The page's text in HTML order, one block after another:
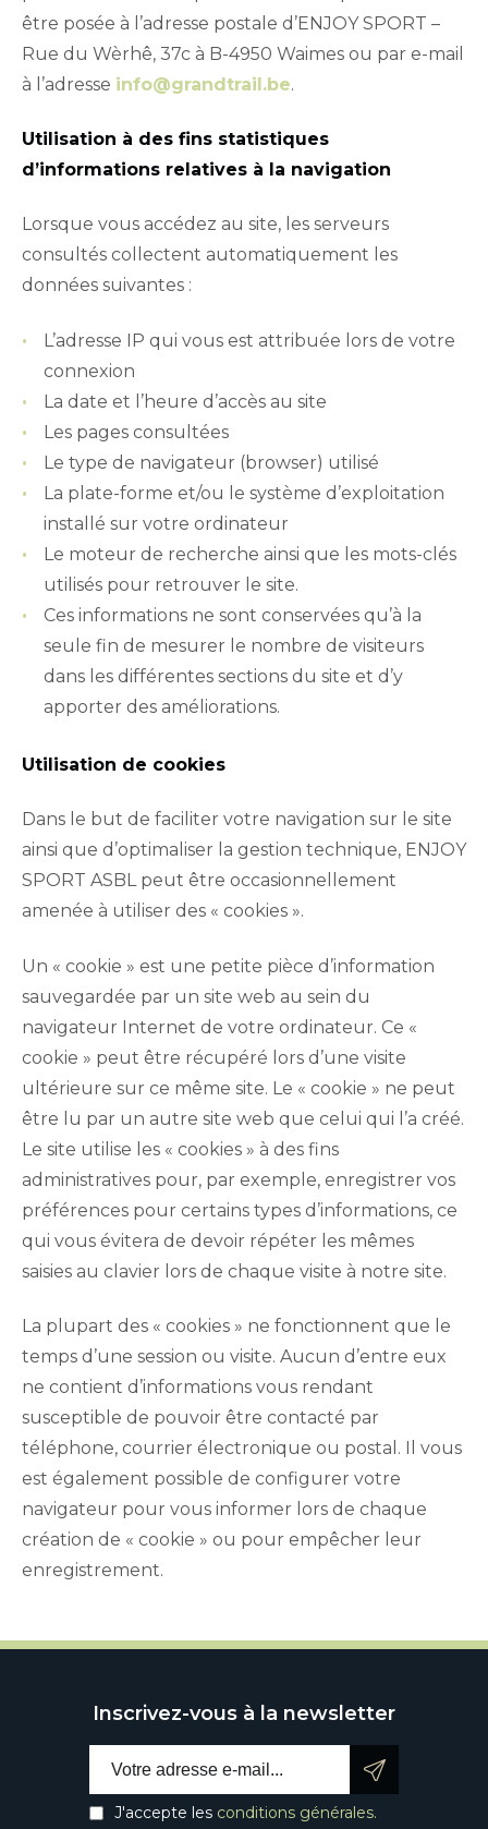
être posée à l’adresse postale d’ENJOY SPORT –
Rue du Wèrhê, 37c à B-4950 Waimes ou par e-mail
à l’adresse info@grandtrail.be.
Utilisation à des fins statistiques
d’informations relatives à la navigation
Lorsque vous accédez au site, les serveurs
consultés collectent automatiquement les
données suivantes :
L’adresse IP qui vous est attribuée lors de votre
connexion
La date et l’heure d’accès au site
Les pages consultées
Le type de navigateur (browser) utilisé
La plate-forme et/ou le système d’exploitation
installé sur votre ordinateur
Le moteur de recherche ainsi que les mots-clés
utilisés pour retrouver le site.
Ces informations ne sont conservées qu’à la
seule fin de mesurer le nombre de visiteurs
dans les différentes sections du site et d’y
apporter des améliorations.
Utilisation de cookies
Dans le but de faciliter votre navigation sur le site
ainsi que d’optimaliser la gestion technique, ENJOY
SPORT ASBL peut être occasionnellement
amenée à utiliser des « cookies ».
Un « cookie » est une petite pièce d’information
sauvegardée par un site web au sein du
navigateur Internet de votre ordinateur. Ce «
cookie » peut être récupéré lors d’une visite
ultérieure sur ce même site. Le « cookie » ne peut
être lu par un autre site web que celui qui l’a créé.
Le site utilise les « cookies » à des fins
administratives pour, par exemple, enregistrer vos
préférences pour certains types d’informations, ce
qui vous évitera de devoir répéter les mêmes
saisies au clavier lors de chaque visite à notre site.
La plupart des « cookies » ne fonctionnent que le
temps d’une session ou visite. Aucun d’entre eux
ne contient d’informations vous rendant
susceptible de pouvoir être contacté par
téléphone, courrier électronique ou postal. Il vous
est également possible de configurer votre
navigateur pour vous informer lors de chaque
création de « cookie » ou pour empêcher leur
enregistrement.
Inscrivez-vous à la newsletter
J'accepte les conditions générales.